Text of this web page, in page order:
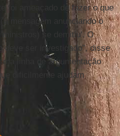
foi ameaçado de fazer o que
mensagem anunciando o
ministros) se demitiu'. O
deve ser investigado”, disse
linha de argumentação
dificilmente ajudam